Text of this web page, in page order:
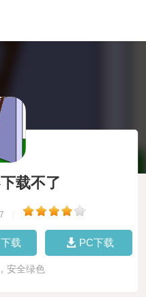
载不了
载 PC下载
安全绿色